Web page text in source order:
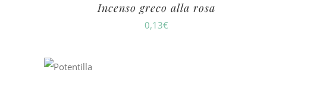
Incenso greco alla rosa
0,13€
CARRELLO